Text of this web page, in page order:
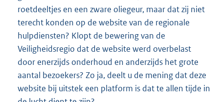
roetdeeltjes en een zware oliegeur, maar dat zij niet
terecht konden op de website van de regionale
hulpdiensten? Klopt de bewering van de
Veiligheidsregio dat de website werd overbelast
door enerzijds onderhoud en anderzijds het grote
aantal bezoekers? Zo ja, deelt u de mening dat deze
website bij uitstek een platform is dat te allen tijde in